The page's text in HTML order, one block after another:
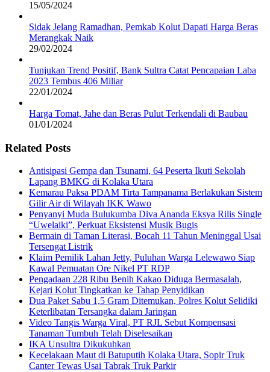
15/05/2024
Sidak Jelang Ramadhan, Pemkab Kolut Dapati Harga Beras
Merangkak Naik
29/02/2024
Tunjukan Trend Positif, Bank Sultra Catat Pencapaian Laba
2023 Tembus 406 Miliar
22/01/2024
Harga Tomat, Jahe dan Beras Pulut Terkendali di Baubau
01/01/2024
Related Posts
Antisipasi Gempa dan Tsunami, 64 Peserta Ikuti Sekolah
Lapang BMKG di Kolaka Utara
Kemarau Paksa PDAM Tirta Tampanama Berlakukan Sistem
Gilir Air di Wilayah IKK Wawo
Penyanyi Muda Bulukumba Diva Ananda Eksya Rilis Single
“Uwelaiki”, Perkuat Eksistensi Musik Bugis
Bermain di Taman Literasi, Bocah 11 Tahun Meninggal Usai
Tersengat Listrik
Klaim Pemilik Lahan Jetty, Puluhan Warga Lelewawo Siap
Kawal Pemuatan Ore Nikel PT RDP
Pengadaan 228 Ribu Benih Kakao Diduga Bermasalah,
Kejari Kolut Tingkatkan ke Tahap Penyidikan
Dua Paket Sabu 1,5 Gram Ditemukan, Polres Kolut Selidiki
Keterlibatan Tersangka dalam Jaringan
Video Tangis Warga Viral, PT RJL Sebut Kompensasi
Tanaman Tumbuh Telah Diselesaikan
IKA Unsultra Dikukuhkan
Kecelakaan Maut di Batuputih Kolaka Utara, Sopir Truk
Canter Tewas Usai Tabrak Truk Parkir